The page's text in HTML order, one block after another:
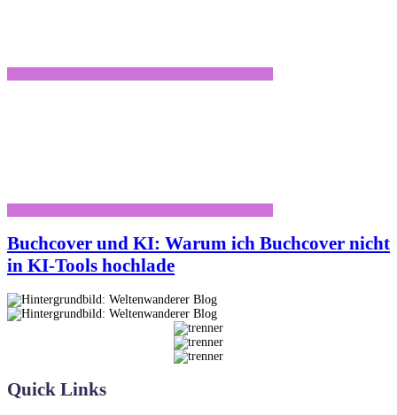
Buchcover und KI: Warum ich Buchcover nicht
in KI-Tools hochlade
Quick Links